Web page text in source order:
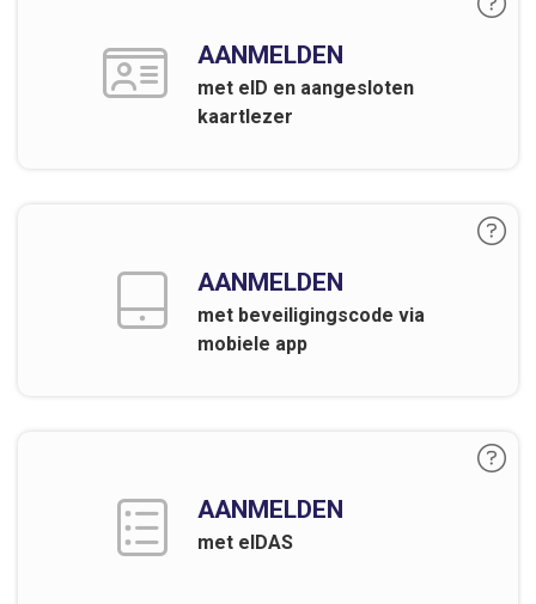
AANMELDEN
met eID en aangesloten
kaartlezer
AANMELDEN
met beveiligingscode via
mobiele app
AANMELDEN
met eIDAS